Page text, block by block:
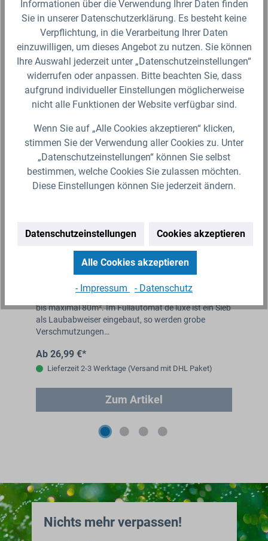
Definition und der Verwendungszweck des Artikels sowie die Nutzmaße
sind ausschließlich der Darstellungsunterstützung von uns
bereitgestellt. Wir behalten uns jederzeit Änderungen ohne Ankündigung
Produktgalerie überspringen
Zubehör
Füllautomat de luxe für DN 70-100 Fallrohr
bis 80m² Dachfläche
Der Füllautomat de luxe ist geeignet für Dachflächen
bis maximal 80m². Im Füllautomat de luxe ist ein Sieb
als Laubabweiser eingebaut, so werden grobe
Verschmutzungen…
Ab 26,99 €*
Lieferzeit 2-3 Werktage (Versand mit DHL Paket)
Zum Artikel
Nichts mehr verpassen!
Informationen über die Verwendung Ihrer Daten finden
Sie in unserer Datenschutzerklärung. Es besteht keine
Verpflichtung, in die Verarbeitung Ihrer Daten
einzuwilligen, um dieses Angebot zu nutzen. Sie können
Ihre Auswahl jederzeit unter „Datenschutzeinstellungen“
widerrufen oder anpassen. Bitte beachten Sie, dass
aufgrund individueller Einstellungen möglicherweise
nicht alle Funktionen der Website verfügbar sind.
Wenn Sie auf „Alle Cookies akzeptieren“ klicken,
stimmen Sie der Verwendung aller Cookies zu. Unter
„Datenschutzeinstellungen“ können Sie selbst
bestimmen, welche Cookies Sie zulassen möchten.
Diese Einstellungen können Sie jederzeit ändern.
Datenschutzeinstellungen Cookies akzeptieren
Alle Cookies akzeptieren
- Impressum - Datenschutz